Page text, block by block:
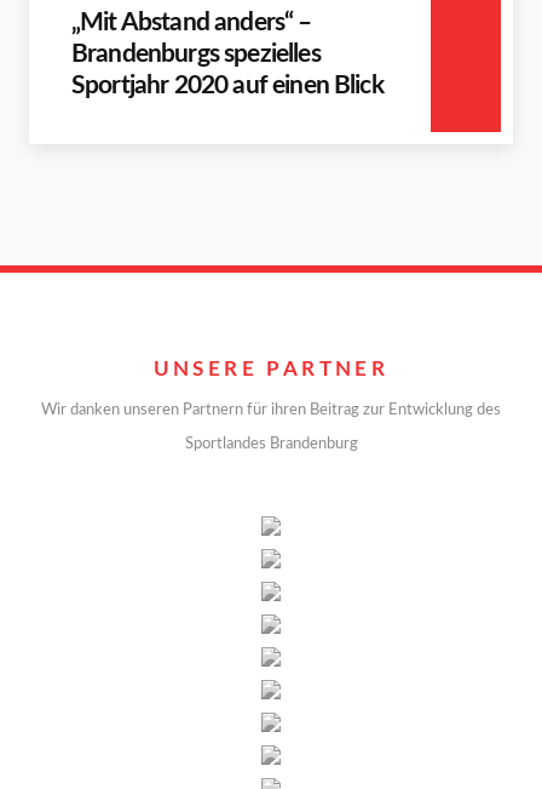
„Mit Abstand anders“ –
Brandenburgs spezielles
Sportjahr 2020 auf einen Blick
UNSERE PARTNER
Wir danken unseren Partnern für ihren Beitrag zur Entwicklung des
Sportlandes Brandenburg